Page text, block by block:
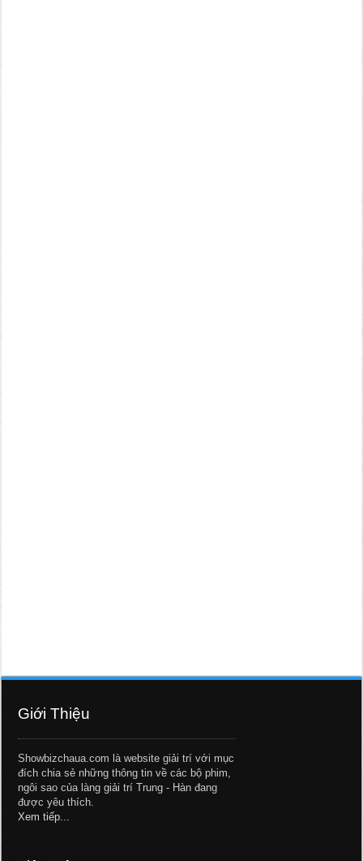
Giới Thiệu
Showbizchaua.com là website giải trí với mục
đích chia sẻ những thông tin về các bộ phim,
ngôi sao của làng giải trí Trung - Hàn đang
được yêu thích.
Xem tiếp...